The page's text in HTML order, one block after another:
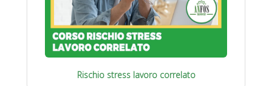
Rischio stress lavoro correlato